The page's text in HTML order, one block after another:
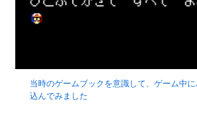
当時のゲームブックを意識して、ゲーム中
込んでみました